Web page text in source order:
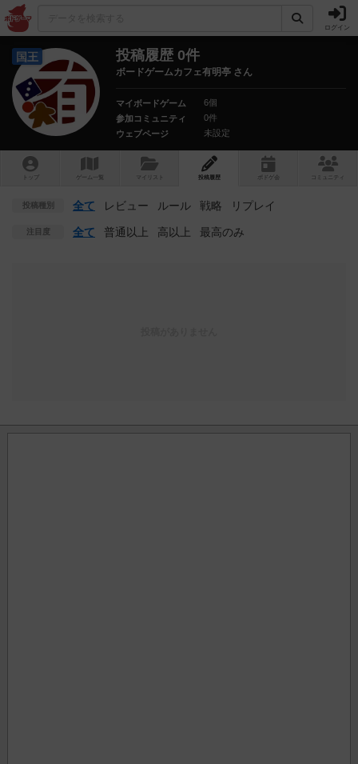
ログイン
国王 投稿履歴 0件
ボードゲームカフェ有明亭 さん
マイボードゲーム
6個
参加コミュニティ
0件
ウェブページ
未設定
トップ ゲーム一覧 マイリスト 投稿履歴 ボ ドゲ コミュニティ
投稿種別 全て レビュー ルール 戦略 リプレイ
注目度 全て 普通以上 高以上 最高のみ